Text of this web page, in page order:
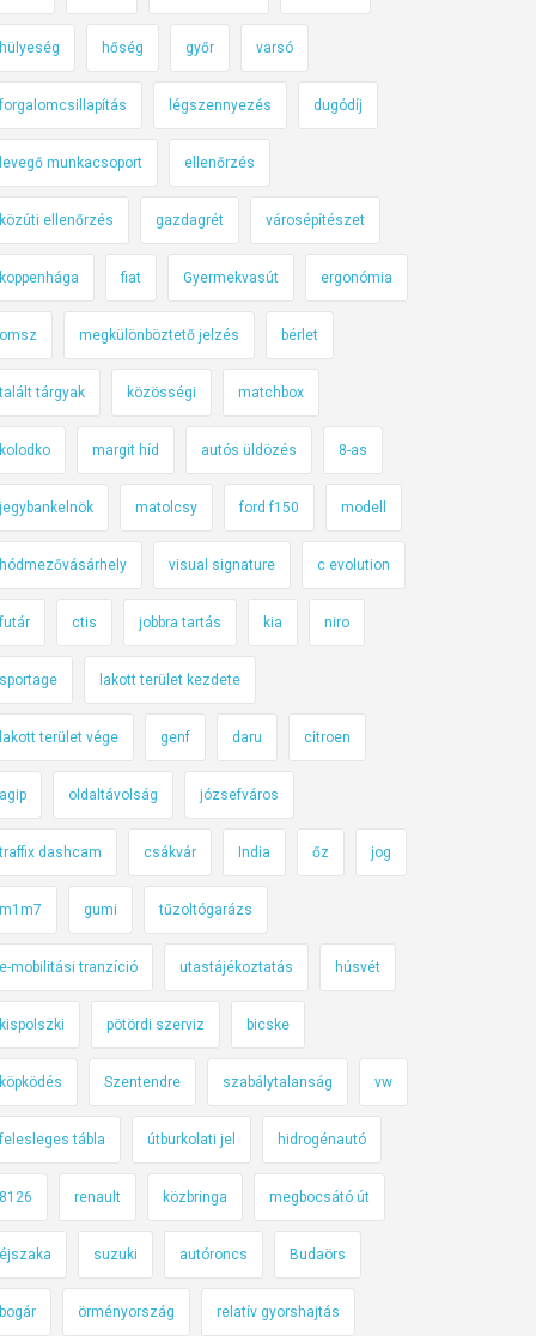
hülyeség hőség győr varsó
forgalomcsillapítás légszennyezés dugódíj
levegő munkacsoport ellenőrzés
közúti ellenőrzés gazdagrét városépítészet
koppenhága fiat Gyermekvasút ergonómia
omsz megkülönböztető jelzés bérlet
talált tárgyak közösségi matchbox
kolodko margit híd autós üldözés 8-as
jegybankelnök matolcsy ford f150 modell
hódmezővásárhely visual signature c evolution
futár ctis jobbra tartás kia niro
sportage lakott terület kezdete
lakott terület vége genf daru citroen
agip oldaltávolság józsefváros
traffix dashcam csákvár India őz jog
m1m7 gumi tűzoltógarázs
e-mobilitási tranzíció utastájékoztatás húsvét
kispolszki pötördi szerviz bicske
köpködés Szentendre szabálytalanság vw
felesleges tábla útburkolati jel hidrogénautó
8126 renault közbringa megbocsátó út
éjszaka suzuki autóroncs Budaörs
bogár örményország relatív gyorshajtás